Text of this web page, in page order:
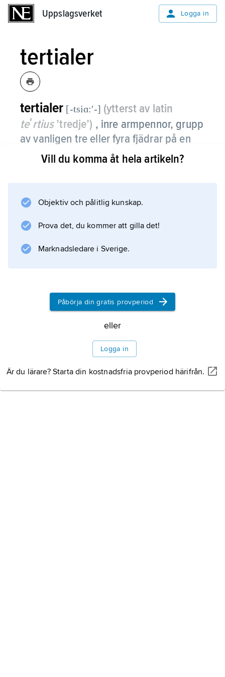
Uppslagsverket Logga in
tertialer
tertialer [-tsiɑ:ʹ-] (ytterst av latin
teʹrtius’tredje’) , inre armpennor, grupp
av vanligen tre eller fyra fjädrar på en
fågels vingovansida innanför
vingen är hopfälld. Hos en del tättingar och
artbestämningen.
Vill du komma åt hela artikeln?
Objektiv och pålitlig kunskap.
Prova det, du kommer att gilla det!
Marknadsledare i Sverige.
Påbörja din gratis provperiod
eller
Logga in
Är du lärare? Starta din kostnadsfria provperiod härifrån.